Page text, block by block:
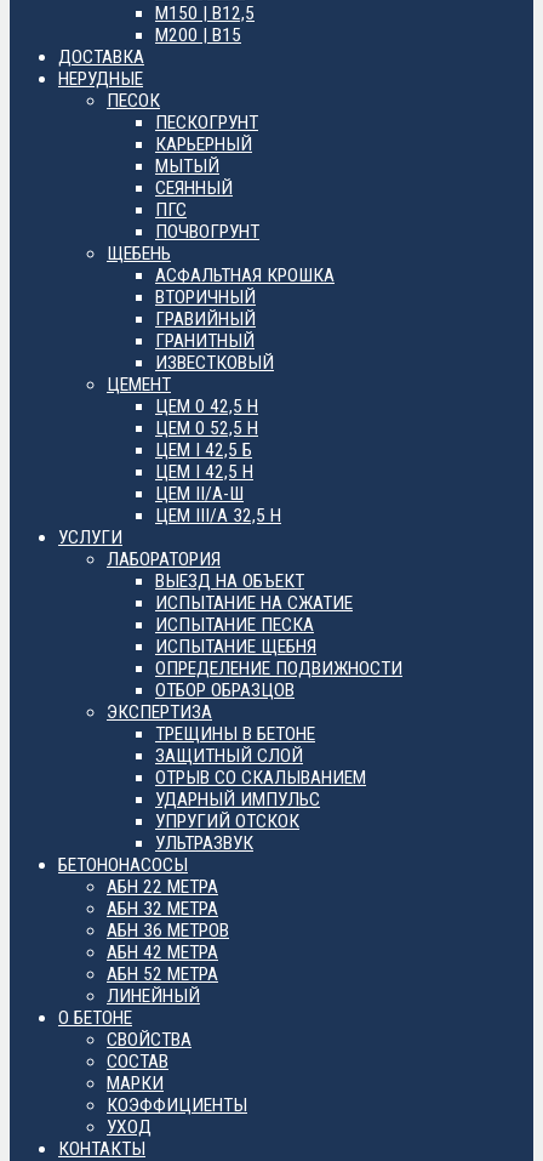
М150 | B12,5
М200 | B15
ДОСТАВКА
НЕРУДНЫЕ
ПЕСОК
ПЕСКОГРУНТ
КАРЬЕРНЫЙ
МЫТЫЙ
СЕЯННЫЙ
ПГС
ПОЧВОГРУНТ
ЩЕБЕНЬ
АСФАЛЬТНАЯ КРОШКА
ВТОРИЧНЫЙ
ГРАВИЙНЫЙ
ГРАНИТНЫЙ
ИЗВЕСТКОВЫЙ
ЦЕМЕНТ
ЦЕМ 0 42,5 Н
ЦЕМ 0 52,5 Н
ЦЕМ I 42,5 Б
ЦЕМ I 42,5 Н
ЦЕМ II/А-Ш
ЦЕМ III/А 32,5 Н
УСЛУГИ
ЛАБОРАТОРИЯ
ВЫЕЗД НА ОБЪЕКТ
ИСПЫТАНИЕ НА СЖАТИЕ
ИСПЫТАНИЕ ПЕСКА
ИСПЫТАНИЕ ЩЕБНЯ
ОПРЕДЕЛЕНИЕ ПОДВИЖНОСТИ
ОТБОР ОБРАЗЦОВ
ЭКСПЕРТИЗА
ТРЕЩИНЫ В БЕТОНЕ
ЗАЩИТНЫЙ СЛОЙ
ОТРЫВ СО СКАЛЫВАНИЕМ
УДАРНЫЙ ИМПУЛЬС
УПРУГИЙ ОТСКОК
УЛЬТРАЗВУК
БЕТОНОНАСОСЫ
АБН 22 МЕТРА
АБН 32 МЕТРА
АБН 36 МЕТРОВ
АБН 42 МЕТРА
АБН 52 МЕТРА
ЛИНЕЙНЫЙ
О БЕТОНЕ
СВОЙСТВА
СОСТАВ
МАРКИ
КОЭФФИЦИЕНТЫ
УХОД
КОНТАКТЫ